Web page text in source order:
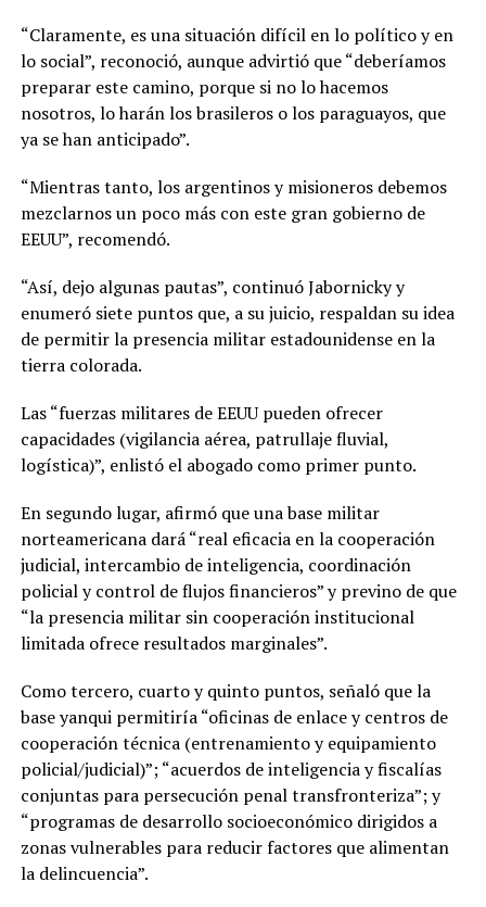
“Claramente, es una situación difícil en lo político y en
lo social”, reconoció, aunque advirtió que “deberíamos
preparar este camino, porque si no lo hacemos
nosotros, lo harán los brasileros o los paraguayos, que
ya se han anticipado”.
“Mientras tanto, los argentinos y misioneros debemos
mezclarnos un poco más con este gran gobierno de
EEUU”, recomendó.
“Así, dejo algunas pautas”, continuó Jabornicky y
enumeró siete puntos que, a su juicio, respaldan su idea
de permitir la presencia militar estadounidense en la
tierra colorada.
Las “fuerzas militares de EEUU pueden ofrecer
capacidades (vigilancia aérea, patrullaje fluvial,
logística)”, enlistó el abogado como primer punto.
En segundo lugar, afirmó que una base militar
norteamericana dará “real eficacia en la cooperación
judicial, intercambio de inteligencia, coordinación
policial y control de flujos financieros” y previno de que
“la presencia militar sin cooperación institucional
limitada ofrece resultados marginales”.
Como tercero, cuarto y quinto puntos, señaló que la
base yanqui permitiría “oficinas de enlace y centros de
cooperación técnica (entrenamiento y equipamiento
policial/judicial)”; “acuerdos de inteligencia y fiscalías
conjuntas para persecución penal transfronteriza”; y
“programas de desarrollo socioeconómico dirigidos a
zonas vulnerables para reducir factores que alimentan
la delincuencia”.